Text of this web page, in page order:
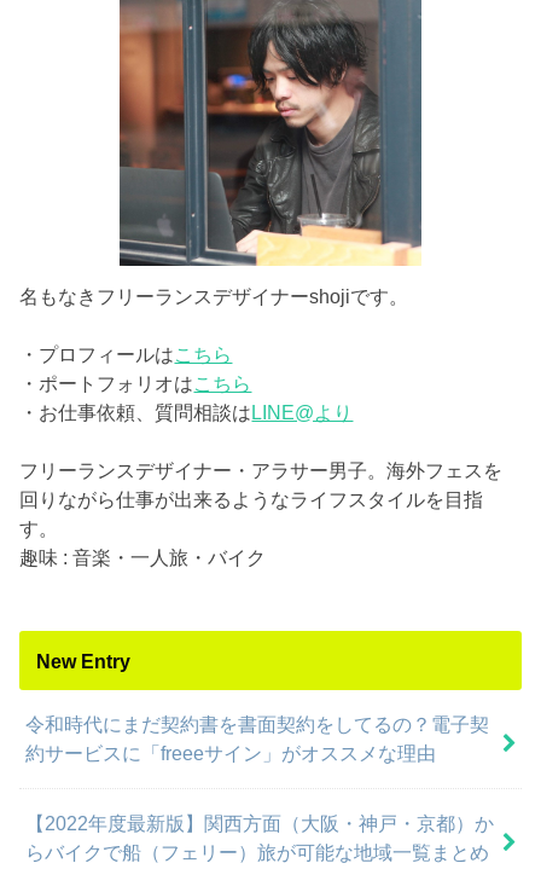
名もなきフリーランスデザイナーshojiです。
・プロフィールはこちら
・ポートフォリオはこちら
・お仕事依頼、質問相談はLINE@より
フリーランスデザイナー・アラサー男子。海外フェスを
回りながら仕事が出来るようなライフスタイルを目指
す。
趣味 : 音楽・一人旅・バイク
New Entry
令和時代にまだ契約書を書面契約をしてるの？電子契
約サービスに「freeeサイン」がオススメな理由
【2022年度最新版】関西方面（大阪・神戸・京都）か
らバイクで船（フェリー）旅が可能な地域一覧まとめ